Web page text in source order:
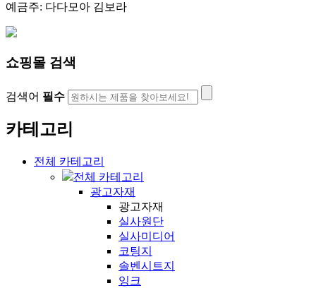
예금주: 다다모아 김보라
쇼핑몰 검색
검색어 필수
카테고리
전체 카테고리
전체 카테고리
광고자재
광고자재
실사원단
실사미디어
코팅지
솔벤시트지
잉크